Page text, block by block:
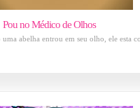
Pou no Médico de Olhos
uma abelha entrou em seu olho, ele esta